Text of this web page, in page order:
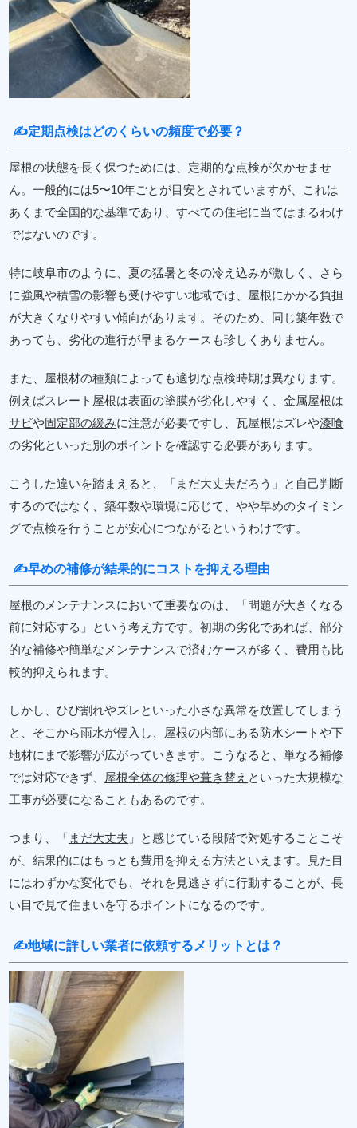
✍定期点検はどのくらいの頻度で必要？
屋根の状態を長く保つためには、定期的な点検が欠かせませ
ん。一般的には5〜10年ごとが目安とされていますが、これは
あくまで全国的な基準であり、すべての住宅に当てはまるわけ
ではないのです。
特に岐阜市のように、夏の猛暑と冬の冷え込みが激しく、さら
に強風や積雪の影響も受けやすい地域では、屋根にかかる負担
が大きくなりやすい傾向があります。そのため、同じ築年数で
あっても、劣化の進行が早まるケースも珍しくありません。
また、屋根材の種類によっても適切な点検時期は異なります。
例えばスレート屋根は表面の塗膜が劣化しやすく、金属屋根は
サビや固定部の緩みに注意が必要ですし、瓦屋根はズレや漆喰
の劣化といった別のポイントを確認する必要があります。
こうした違いを踏まえると、「まだ大丈夫だろう」と自己判断
するのではなく、築年数や環境に応じて、やや早めのタイミン
グで点検を行うことが安心につながるというわけです。
✍早めの補修が結果的にコストを抑える理由
屋根のメンテナンスにおいて重要なのは、「問題が大きくなる
前に対応する」という考え方です。初期の劣化であれば、部分
的な補修や簡単なメンテナンスで済むケースが多く、費用も比
較的抑えられます。
しかし、ひび割れやズレといった小さな異常を放置してしまう
と、そこから雨水が侵入し、屋根の内部にある防水シートや下
地材にまで影響が広がっていきます。こうなると、単なる補修
では対応できず、
屋根全体の修理や葺き替え といった大規模な
工事が必要になることもあるのです。
つまり、「 まだ大丈夫 」と感じている段階で対処することこそ
が、結果的にはもっとも費用を抑える方法といえます。見た目
にはわずかな変化でも、それを見逃さずに行動することが、長
い目で見て住まいを守るポイントになるのです。
✍地域に詳しい業者に依頼するメリットとは？